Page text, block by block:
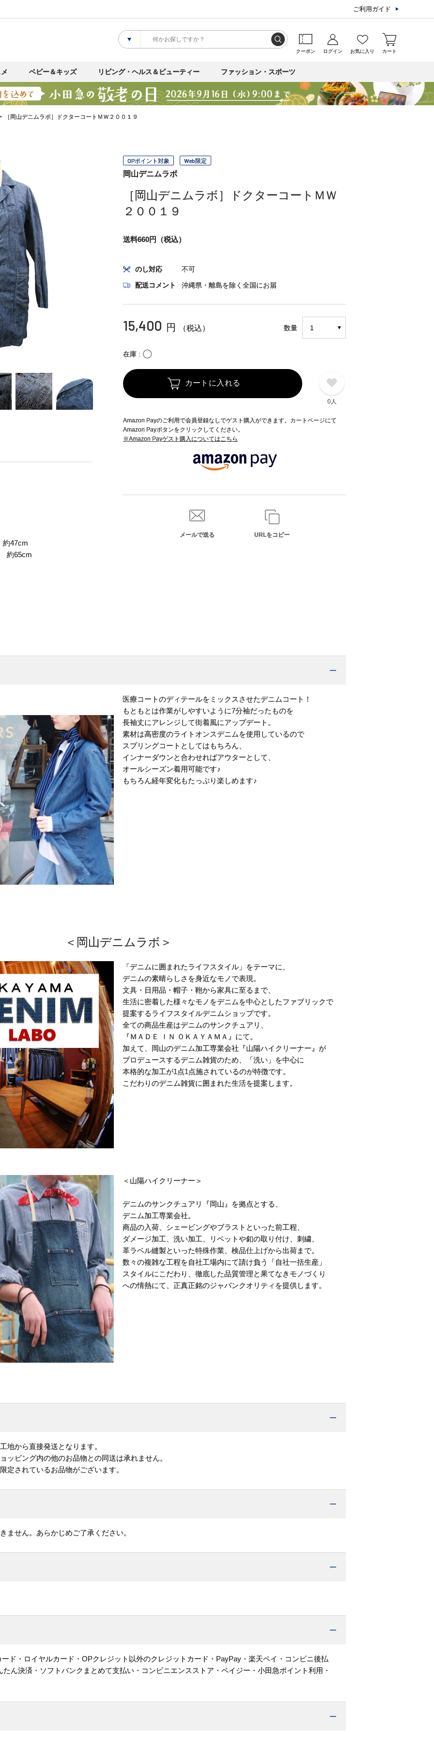
ご利用ガイド
クーポン ログイン お気に入り カート
ベビー＆キッズ リビング・ヘルス＆ビューティー ファッション・スポーツ
［岡山デニムラボ］ドクターコートＭＷ２００１９
OPポイント対象 Web限定
岡山デニムラボ
［岡山デニムラボ］ドクターコートＭＷ
２００１９
送料660円（税込）
のし対応 不可
配送コメント 沖縄県・離島を除く全国にお届
15,400 円 （税込） 数量
在庫 〇
カートに入れる
0人
Amazon Payのご利用で会員登録なしでゲスト購入ができます。カートページにて
Amazon Payボタンをクリックしてください。
※Amazon Payゲスト購入についてはこちら
メールで送る URLをコピー
47cm
約65cm
医療コートのディテールをミックスさせたデニムコート！
もともとは作業がしやすいように7分袖だったものを
長袖丈にアレンジして街着風にアップデート。
素材は高密度のライトオンスデニムを使用しているので
スプリングコートとしてはもちろん、
インナーダウンと合わせればアウターとして、
オールシーズン着用可能です♪
もちろん経年変化もたっぷり楽しめます♪
＜岡山デニムラボ＞
「デニムに囲まれたライフスタイル」をテーマに、
デニムの素晴らしさを身近なモノで表現。
文具・日用品・帽子・鞄から家具に至るまで、
生活に密着した様々なモノをデニムを中心としたファブリックで
提案するライフスタイルデニムショップです。
全ての商品生産はデニムのサンクチュアリ、
『ＭＡＤＥ ＩＮ ＯＫＡＹＡＭＡ』にて。
加えて、岡山のデニム加工専業会社『山陽ハイクリーナー』が
プロデュースするデニム雑貨のため、「洗い」を中心に
本格的な加工が1点1点施されているのが特徴です。
こだわりのデニム雑貨に囲まれた生活を提案します。
＜山陽ハイクリーナー＞
デニムのサンクチュアリ『岡山』を拠点とする、
デニム加工専業会社。
商品の入荷、シェービングやブラストといった前工程、
ダメージ加工、洗い加工、リベットや釦の取り付け、刺繍、
革ラベル縫製といった特殊作業、検品仕上げから出荷まで。
数々の複雑な工程を自社工場内にて請け負う「自社一括生産」
スタイルにこだわり、徹底した品質管理と果てなきモノづくり
への情熱にて、正真正銘のジャパンクオリティを提供します。
地から直接発送となります。
ッピング内の他のお品物との同送は承れません。
定されているお品物がございます。
ません。あらかじめご了承ください。
ド・ロイヤルカード・OPクレジット以外のクレジットカード・PayPay・楽天ペイ・コンビニ後払
ん決済・ソフトバンクまとめて支払い・コンビニエンスストア・ペイジー・小田急ポイント利用・